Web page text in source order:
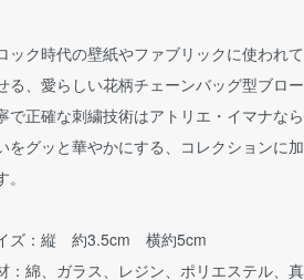
ック時代の壁紙やファブリックに使われ
る、愛らしい花柄チェーンバッグ型ブロー
で正確な刺繍技術はアトリエ・イマナなら
をグッと華やかにする、コレクションに
。
ズ：縦 約3.5cm 横約5cm
：綿、ガラス、レジン、ポリエステル、